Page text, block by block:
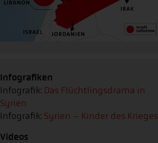
Infografiken
Infografik: Das Flüchtlingsdrama in
Syrien
Infografik: Syrien – Kinder des Krieges
Videos